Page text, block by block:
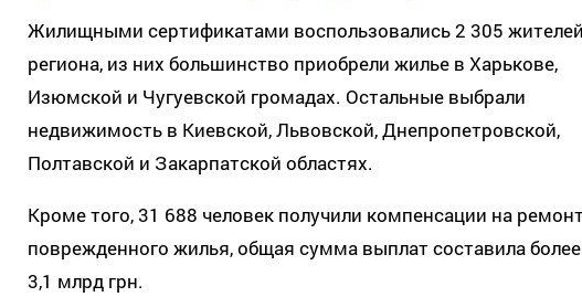
Жилищными сертификатами воспользовались 2 305
региона, из них большинство приобрели жилье в Харькове,
Изюмской и Чугуевской громадах. Остальные выбрали
недвижимость в Киевской, Львовской, Днепропетровской,
Полтавской и Закарпатской областях.
Кроме того, 31 688 человек получили компенсации на
поврежденного жилья, общая сумма выплат составила более
3,1 млрд грн.